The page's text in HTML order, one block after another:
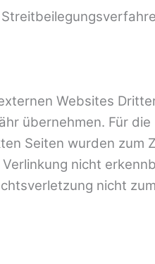
Websites
übernehmen. Für
Seiten wurden
nicht
nicht